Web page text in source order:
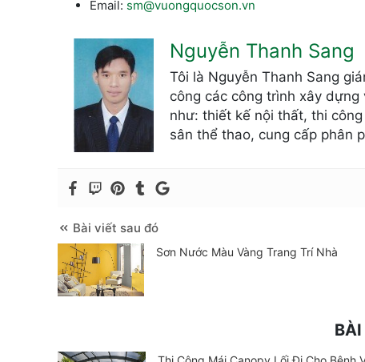
Email: sm@vuongquocson.vn
Nguyễn Thanh Sang
Tôi là Nguyễn Thanh Sang
công các công trình xây
như: thiết kế nội thất, thi
sân thể thao, cung cấp phân
Bài viết sau đó
Sơn Nước Màu Vàng Trang Trí Nhà